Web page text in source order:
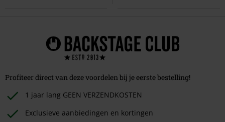
Profiteer direct van deze voordelen bij je eerste bestelling!
1 jaar lang GEEN VERZENDKOSTEN
Exclusieve aanbiedingen en kortingen